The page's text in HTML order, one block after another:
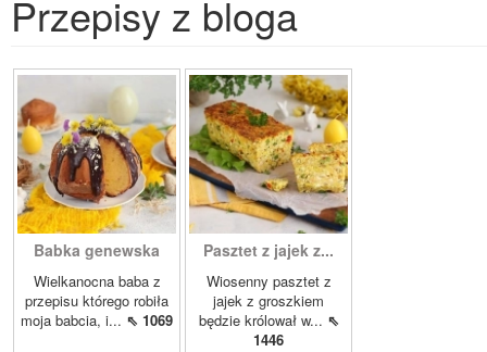
Przepisy z bloga
Babka genewska
Wielkanocna baba z
przepisu którego robiła
moja babcia, i... ⇖ 1069
Pasztet z jajek z...
Wiosenny pasztet z
jajek z groszkiem
będzie królował w... ⇖
1446